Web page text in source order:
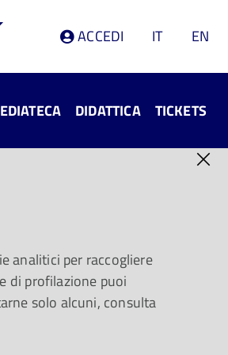
ACCEDI IT EN
DIDATTICA TICKETS
analitici per raccogliere
di profilazione puoi
solo alcuni, consulta